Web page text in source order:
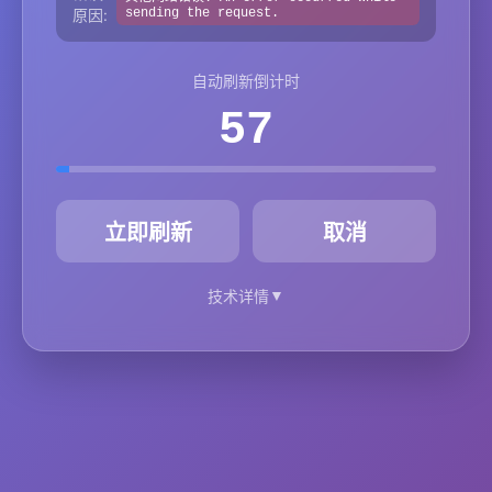
原因:
sending the request.
自动刷新倒计时
57
立即刷新 取消
技术详情▼